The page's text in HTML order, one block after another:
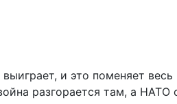
и это поменяет
разгорается там, а